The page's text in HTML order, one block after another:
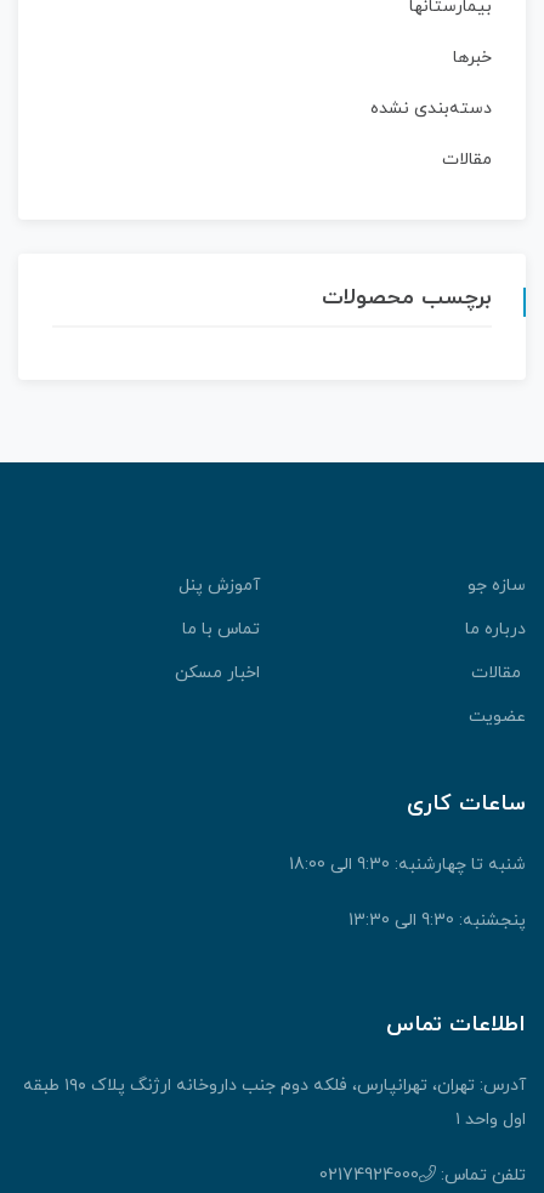
بیمارستانها
خبرها
دسته‌بندی نشده
مقالات
برچسب محصولات
سازه جو
آموزش پنل
درباره ما
تماس با ما
مقالات
اخبار مسکن
عضویت
ساعات کاری
شنبه تا چهارشنبه: 9:30 الی 18:00
پنجشنبه: 9:30 الی 13:30
اطلاعات تماس
آدرس: تهران، تهرانپارس، فلکه دوم جنب داروخانه ارژنگ پلاک ۱۹۰ طبقه
اول واحد ۱
تلفن تماس: 02174924000